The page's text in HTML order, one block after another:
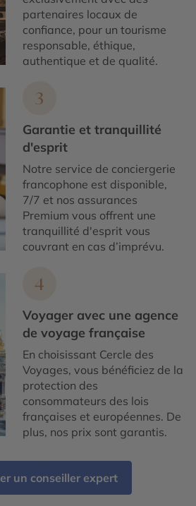
partenaires locaux de
confiance, pour un tourisme
responsable, éthique,
authentique et de qualité.
3
Garantie et tranquillité
d'esprit
Notre service de conciergerie
francophone est disponible,
7/7 et nos assurances
Premium vous offrent une
tranquillité d'esprit vous
couvrant en cas d’imprévu.
4
Voyager avec une agence
de voyage française
En choisissant Cercle des
Voyages, vous bénéficiez de la
protection des
consommateurs des lois
françaises et européennes. De
plus, nos prix sont garantis.
un conseiller expert